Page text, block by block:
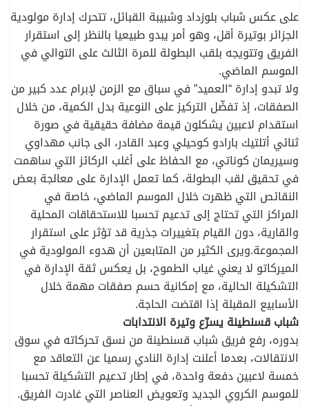
على عكس شباب بلوزداد وشبيبة القبائل، تتحرك إدارة مولودية
الجزائر بوتيرة أقل، وهو أمر يبدو طبيعيا بالنظر إلى استقرار
الفريق وتتويجه بلقب البطولة للمرة الثالث على التوالي في
الموسم الماضي.
ولا تبدو إدارة “العميد” في سباق مع الزمن لإبرام عدد كبير من
الصفقات، إذ تفضّل التركيز على النوعية بدل الكمية، من خلال
استقدام لاعبين يشكلون قيمة مضافة حقيقية في صورة
ثنائي أتلتيك بارادو كوحيلي وعبد القادر، الى جانب مهداوي
وسيريمان كوناتي، مع الحفاظ على أغلب الركائز التي ساهمت
في تحقيق لقب البطولة، كما تعمل الإدارة على معالجة بعض
النقائص التي ظهرت خلال الموسم الماضي، خاصة في
المراكز التي تحتاج إلى تدعيم تحسبا للاستحقاقات المحلية
والقارية، دون القيام بتغييرات جذرية قد تؤثر على استقرار
المجموعة.ويرى الكثير من المتابعين أن هدوء المولودية في
الميركاتو لا يعني غياب الطموح، بل يعكس ثقة الإدارة في
التشكيلة الحالية، مع إمكانية حسم صفقات مهمة خلال
الأسابيع المقبلة إذا اقتضت الحاجة.
شباب قسنطينة يسرّع وتيرة الانتدابات
بدوره، رفع فريق شباب قسنطينة من نسق تحركاته في سوق
الانتقالات، بعدما أعلنت إدارة النادي رسميا عن التعاقد مع
خمسة لاعبين دفعة واحدة، في إطار تدعيم التشكيلة تحسبا
للموسم الكروي الجديد وتعويض العناصر التي غادرت الفريق.